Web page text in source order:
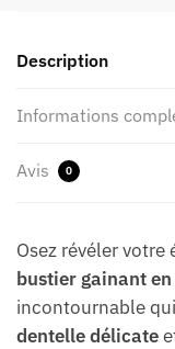
Description
Informations
Avis 0
Osez révéler
bustier gainant
incontournable
dentelle délicate